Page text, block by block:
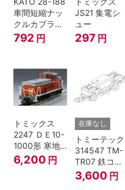
車間短縮ナッ
クルカプラー
灰 (ボギー貨
792 円
JS21 集電シ
ュー
297 円
トミックス
2247 ＤＥ10-
1000形 寒地
型･高崎車両
センター Nゲ
6,200 円
在庫なし
トミーテック
314547 TM-
TR07 鉄コレ
動力ユニット
2軸車用
3,600 円